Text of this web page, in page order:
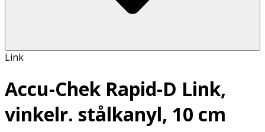
Link
Accu-Chek Rapid-D Link,
vinkelr. stålkanyl, 10 cm